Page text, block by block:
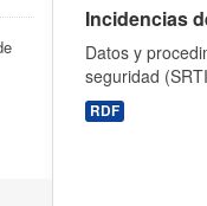
Incidencias
Datos y
seguridad
RDF